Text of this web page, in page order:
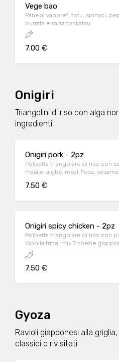
Vege bao
Pane al vapore*, tofu, spinaci,
burrata e salsa tonkatsu.
7.00 €
Onigiri
Triangolini di riso con alga
ingredienti
Onigiri pork - 2pz
Polpetta triangolare di riso con
maiale, alghe, meat floss,
7.50 €
Onigiri spicy chicken - 2pz
Polpetta triangolare di riso con
cipolla fritta, mix 7 spezie
e maionese.
7.50 €
Gyoza
Ravioli giapponesi alla
classici o rivisitati